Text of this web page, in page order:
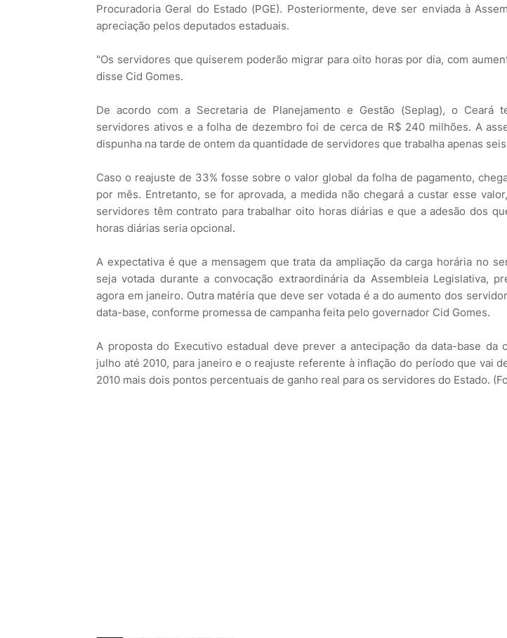
Procuradoria Geral do Estado (PGE). Posteriormente, deve ser enviada à
apreciação pelos deputados estaduais.
"Os servidores que quiserem poderão migrar para oito horas por dia, com
disse Cid Gomes.
De acordo com a Secretaria de Planejamento e Gestão (Seplag), o Ceará
servidores ativos e a folha de dezembro foi de cerca de R$ 240 milhões. A
dispunha na tarde de ontem da quantidade de servidores que trabalha apenas
Caso o reajuste de 33% fosse sobre o valor global da folha de pagamento,
por mês. Entretanto, se for aprovada, a medida não chegará a custar esse
servidores têm contrato para trabalhar oito horas diárias e que a adesão dos
horas diárias seria opcional.
A expectativa é que a mensagem que trata da ampliação da carga horária no
seja votada durante a convocação extraordinária da Assembleia Legislativa,
agora em janeiro. Outra matéria que deve ser votada é a do aumento dos
data-base, conforme promessa de campanha feita pelo governador Cid Gomes.
A proposta do Executivo estadual deve prever a antecipação da data-base da
julho até 2010, para janeiro e o reajuste referente à inflação do período que vai
2010 mais dois pontos percentuais de ganho real para os servidores do Estado.